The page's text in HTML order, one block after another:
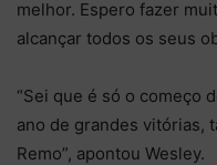
melhor. Espero fazer
alcançar todos os seus
“Sei que é só o começo
ano de grandes vitórias,
Remo”, apontou Wesley.